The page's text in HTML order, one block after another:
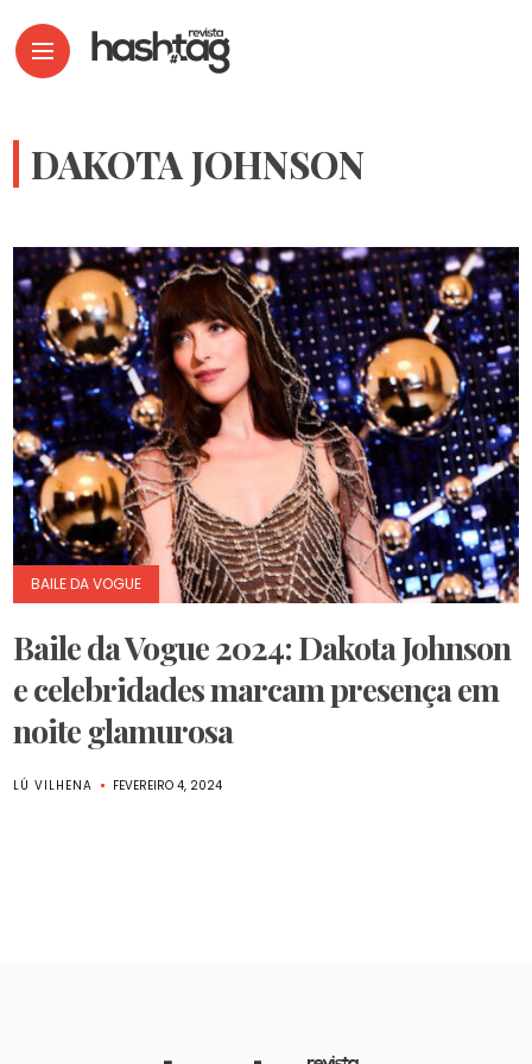
DAKOTA JOHNSON
BAILE DA VOGUE
Baile da Vogue 2024: Dakota Johnson
e celebridades marcam presença em
noite glamurosa
LÚ VILHENA FEVEREIRO 4, 2024